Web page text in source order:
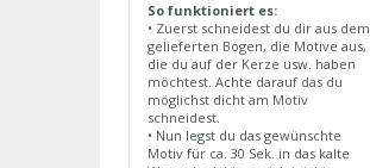
So funktioniert es:
• Zuerst schneidest du dir aus dem
gelieferten Bogen, die Motive aus,
die du auf der Kerze usw. haben
möchtest. Achte darauf das du
möglichst dicht am Motiv
schneidest.
• Nun legst du das gewünschte
Motiv für ca. 30 Sek. in das kalte